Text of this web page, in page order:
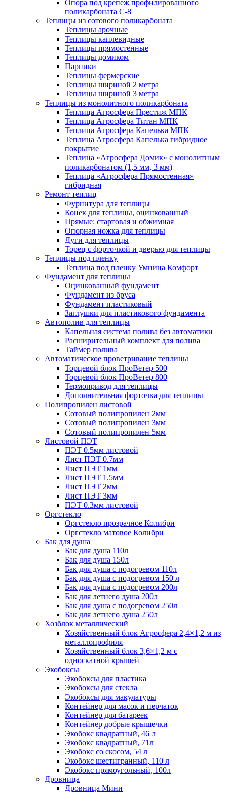
Опора под крепеж профилированного
поликарбоната С-8
Теплицы из сотового поликарбоната
Теплицы арочные
Теплицы каплевидные
Теплицы прямостенные
Теплицы домиком
Парники
Теплицы фермерские
Теплицы шириной 2 метра
Теплицы шириной 3 метра
Теплицы из монолитного поликарбоната
Теплица Агросфера Престиж МПК
Теплица Агросфера Титан МПК
Теплица Агросфера Капелька МПК
Теплица Агросфера Капелька гибридное
покрытие
Теплица «Агросфера Домик» с монолитным
поликарбонатом (1,5 мм, 3 мм)
Теплица «Агросфера Прямостенная»
гибридная
Ремонт теплиц
Фурнитура для теплицы
Конек для теплицы, оцинкованный
Прямые: стартовая и обжимная
Опорная ножка для теплицы
Дуги для теплицы
Торец с форточкой и дверью для теплицы
Теплицы под пленку
Теплица под пленку Умница Комфорт
Фундамент для теплицы
Оцинкованный фундамент
Фундамент из бруса
Фундамент пластиковый
Заглушки для пластикового фундамента
Автополив для теплицы
Капельная система полива без автоматики
Расширительный комплект для полива
Таймер полива
Автоматическое проветривание теплицы
Торцевой блок ПроВетер 500
Торцевой блок ПроВетер 800
Термопривод для теплицы
Дополнительная форточка для теплицы
Полипропилен листовой
Сотовый полипропилен 2мм
Сотовый полипропилен 3мм
Сотовый полипропилен 5мм
Листовой ПЭТ
ПЭТ 0.5мм листовой
Лист ПЭТ 0.7мм
Лист ПЭТ 1мм
Лист ПЭТ 1.5мм
Лист ПЭТ 2мм
Лист ПЭТ 3мм
ПЭТ 0.3мм листовой
Оргстекло
Оргстекло прозрачное Колибри
Оргстекло матовое Колибри
Бак для душа
Бак для душа 110л
Бак для душа 150л
Бак для душа с подогревом 110л
Бак для душа с подогревом 150 л
Бак для душа с подогревом 200л
Бак для летнего душа 200л
Бак для душа с подогревом 250л
Бак для летнего душа 250л
Хозблок металлический
Хозяйственный блок Агросфера 2,4×1,2 м из
металлопрофиля
Хозяйственный блок 3,6×1,2 м с
односкатной крышей
Экобоксы
Экобоксы для пластика
Экобоксы для стекла
Экобоксы для макулатуры
Контейнер для масок и перчаток
Контейнер для батареек
Контейнер добрые крышечки
Экобокс квадратный, 46 л
Экобокс квадратный, 71л
Экобокс со скосом, 54 л
Экобокс шестигранный, 110 л
Экобокс прямоугольный, 100л
Дровница
Дровница Мини